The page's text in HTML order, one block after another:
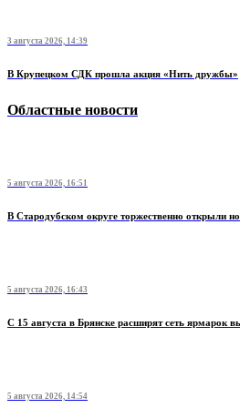
3 августа 2026, 14:39
В Крупецком СДК прошла акция «Нить дружбы»
Областные новости
5 августа 2026, 16:51
В Стародубском округе торжественно открыли
5 августа 2026, 16:43
С 15 августа в Брянске расширят сеть ярмарок
5 августа 2026, 14:54